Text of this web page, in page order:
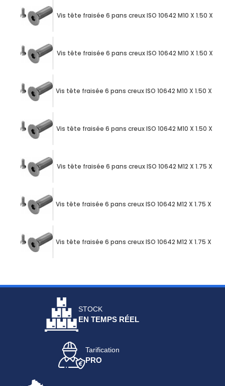
Vis tête fraisée 6 pans creux ISO 10642 M10 X 1.50 X
Vis tête fraisée 6 pans creux ISO 10642 M10 X 1.50 X
Vis tête fraisée 6 pans creux ISO 10642 M10 X 1.50 X
Vis tête fraisée 6 pans creux ISO 10642 M10 X 1.50 X
Vis tête fraisée 6 pans creux ISO 10642 M12 X 1.75 X
Vis tête fraisée 6 pans creux ISO 10642 M12 X 1.75 X
Vis tête fraisée 6 pans creux ISO 10642 M12 X 1.75 X
STOCK
EN TEMPS RÉEL
Tarification
PRO